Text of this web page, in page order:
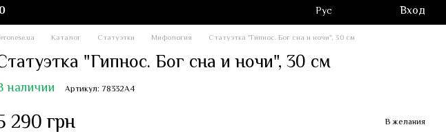
Рус Вход
Каталог Статуэтки Мифология Статуэтка "Гипнос. Бог сна и ночи", 30 см
"Гипнос. Бог сна и ночи", 30 см
наличии Артикул: 78332A4
290 грн В желания